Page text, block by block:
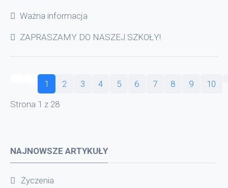
Ważna informacja
ZAPRASZAMY DO NASZEJ SZKOŁY!
1 2 3 4 5 6 7 8 9
10
Strona 1 z 28
NAJNOWSZE ARTYKUŁY
Życzenia